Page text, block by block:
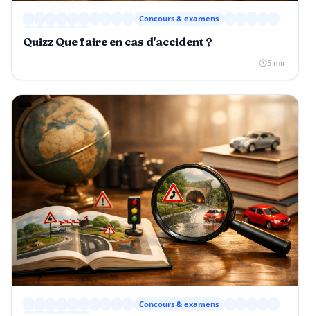
Concours & examens
Quizz Que faire en cas d'accident ?
5 min
Concours & examens